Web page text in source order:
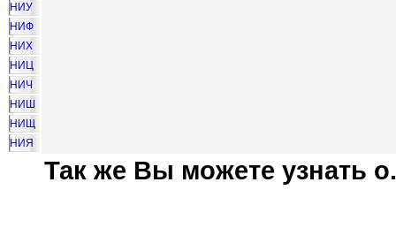
НИУ
НИФ
НИХ
НИЦ
НИЧ
НИШ
НИЩ
НИЯ
Так же Вы можете узнать